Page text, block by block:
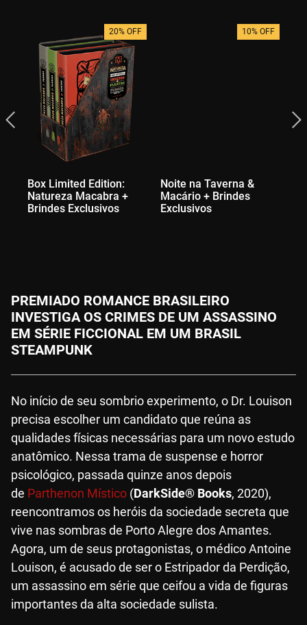
20% OFF
Box Limited Edition:
Natureza Macabra +
Brindes Exclusivos
10% OFF
Noite na Taverna &
Macário + Brindes
Exclusivos
PREMIADO ROMANCE BRASILEIRO
INVESTIGA OS CRIMES DE UM ASSASSINO
EM SÉRIE FICCIONAL EM UM BRASIL
STEAMPUNK
No início de seu sombrio experimento, o Dr. Louison
precisa escolher um candidato que reúna as
qualidades físicas necessárias para um novo estudo
anatômico. Nessa trama de suspense e horror
psicológico, passada quinze anos depois
de Parthenon Místico (DarkSide® Books, 2020),
reencontramos os heróis da sociedade secreta que
vive nas sombras de Porto Alegre dos Amantes.
Agora, um de seus protagonistas, o médico Antoine
Louison, é acusado de ser o Estripador da Perdição,
um assassino em série que ceifou a vida de figuras
importantes da alta sociedade sulista.